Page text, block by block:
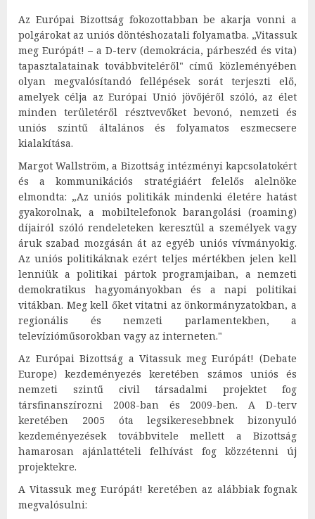
Az Európai Bizottság fokozottabban be akarja vonni a
polgárokat az uniós döntéshozatali folyamatba. „Vitassuk
meg Európát! – a D-terv (demokrácia, párbeszéd és vita)
tapasztalatainak továbbviteléről" című közleményében
olyan megvalósítandó fellépések sorát terjeszti elő,
amelyek célja az Európai Unió jövőjéről szóló, az élet
minden területéről résztvevőket bevonó, nemzeti és
uniós szintű általános és folyamatos eszmecsere
kialakítása.
Margot Wallström, a Bizottság intézményi kapcsolatokért
és a kommunikációs stratégiáért felelős alelnöke
elmondta: „Az uniós politikák mindenki életére hatást
gyakorolnak, a mobiltelefonok barangolási (roaming)
díjairól szóló rendeleteken keresztül a személyek vagy
áruk szabad mozgásán át az egyéb uniós vívmányokig.
Az uniós politikáknak ezért teljes mértékben jelen kell
lenniük a politikai pártok programjaiban, a nemzeti
demokratikus hagyományokban és a napi politikai
vitákban. Meg kell őket vitatni az önkormányzatokban, a
regionális és nemzeti parlamentekben, a
televízióműsorokban vagy az interneten."
Az Európai Bizottság a Vitassuk meg Európát! (Debate
Europe) kezdeményezés keretében számos uniós és
nemzeti szintű civil társadalmi projektet fog
társfinanszírozni 2008-ban és 2009-ben. A D-terv
keretében 2005 óta legsikeresebbnek bizonyuló
kezdeményezések továbbvitele mellett a Bizottság
hamarosan ajánlattételi felhívást fog közzétenni új
projektekre.
A Vitassuk meg Európát! keretében az alábbiak fognak
megvalósulni: